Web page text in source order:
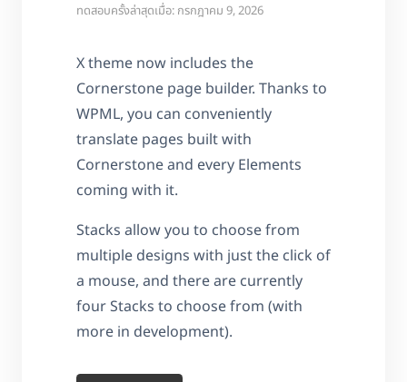
ทดสอบครั้งล่าสุดเมื่อ: กรกฎาคม 9, 2026
X theme now includes the
Cornerstone page builder. Thanks to
WPML, you can conveniently
translate pages built with
Cornerstone and every Elements
coming with it.
Stacks allow you to choose from
multiple designs with just the click of
a mouse, and there are currently
four Stacks to choose from (with
more in development).